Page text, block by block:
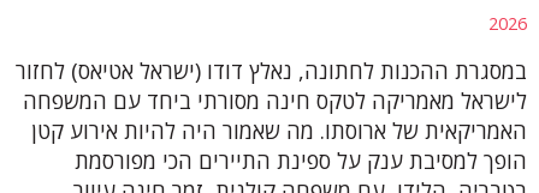
2026
במסגרת ההכנות לחתונה, נאלץ דודו (ישראל אטיאס) לחזור
לישראל מאמריקה לטקס חינה מסורתי ביחד עם המשפחה
האמריקאית של ארוסתו. מה שאמור היה להיות אירוע קטן
הופך למסיבת ענק על ספינת התיירים הכי מפורסמת